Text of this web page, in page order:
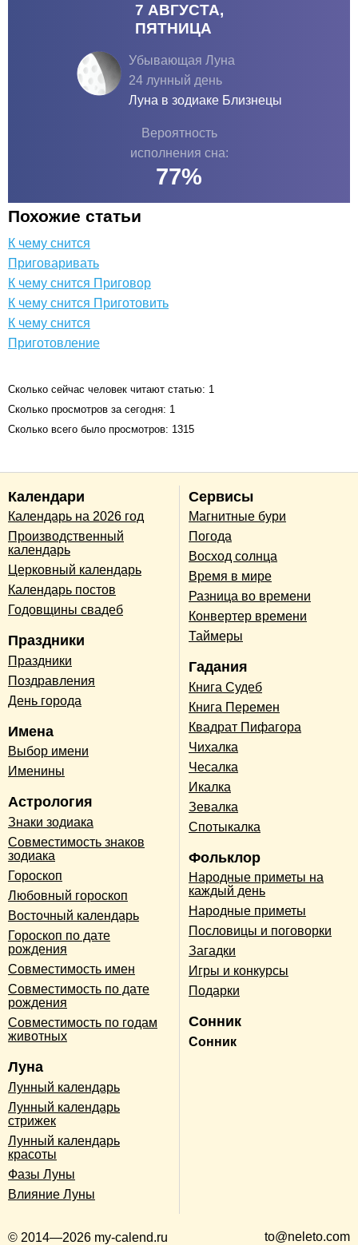
7 АВГУСТА,
ПЯТНИЦА
Убывающая Луна
24 лунный день
Луна в зодиаке Близнецы
Вероятность
исполнения сна:
77%
Похожие статьи
К чему снится
Приговаривать
К чему снится Приговор
К чему снится Приготовить
К чему снится
Приготовление
Сколько сейчас человек читают статью: 1
Сколько просмотров за сегодня: 1
Сколько всего было просмотров: 1315
Календари
Календарь на 2026 год
Производственный
календарь
Церковный календарь
Календарь постов
Годовщины свадеб
Праздники
Праздники
Поздравления
День города
Имена
Выбор имени
Именины
Астрология
Знаки зодиака
Совместимость знаков
зодиака
Гороскоп
Любовный гороскоп
Восточный календарь
Гороскоп по дате
рождения
Совместимость имен
Совместимость по дате
рождения
Совместимость по годам
животных
Луна
Лунный календарь
Лунный календарь
стрижек
Лунный календарь
красоты
Фазы Луны
Влияние Луны
Сервисы
Магнитные бури
Погода
Восход солнца
Время в мире
Разница во времени
Конвертер времени
Таймеры
Гадания
Книга Судеб
Книга Перемен
Квадрат Пифагора
Чихалка
Чесалка
Икалка
Зевалка
Спотыкалка
Фольклор
Народные приметы на
каждый день
Народные приметы
Пословицы и поговорки
Загадки
Игры и конкурсы
Подарки
Сонник
Сонник
© 2014—2026 my-calend.ru to@neleto.com